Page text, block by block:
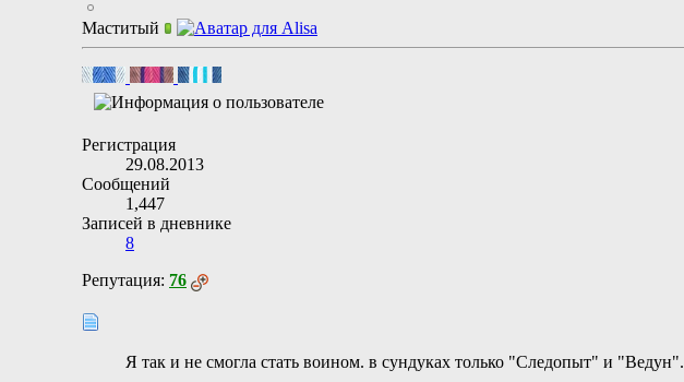
Маститый
Регистрация
29.08.2013
Сообщений
1,447
Записей в дневнике
8
Репутация: 76
Я так и не смогла стать воином. в сундуках только "Следопыт" и "Ведун".